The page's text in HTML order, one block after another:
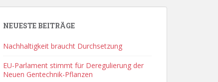
NEUESTE BEITRÄGE
Nachhaltigkeit braucht Durchsetzung
EU-Parlament stimmt für Deregulierung der
Neuen Gentechnik-Pflanzen